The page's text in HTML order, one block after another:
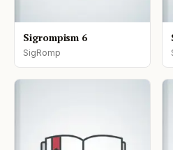
Sigrompism 6
SigRomp